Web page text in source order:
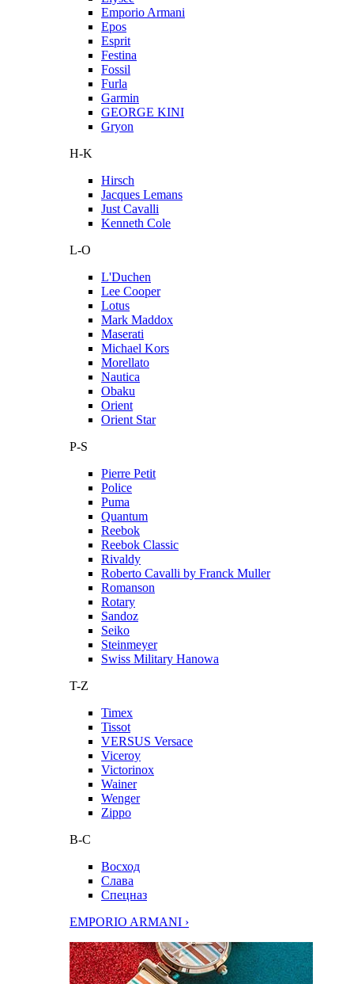
Emporio Armani
Epos
Esprit
Festina
Fossil
Furla
Garmin
GEORGE KINI
Gryon
H-K
Hirsch
Jacques Lemans
Just Cavalli
Kenneth Cole
L-O
L'Duchen
Lee Cooper
Lotus
Mark Maddox
Maserati
Michael Kors
Morellato
Nautica
Obaku
Orient
Orient Star
P-S
Pierre Petit
Police
Puma
Quantum
Reebok
Reebok Classic
Rivaldy
Roberto Cavalli by Franck Muller
Romanson
Rotary
Sandoz
Seiko
Steinmeyer
Swiss Military Hanowa
T-Z
Timex
Tissot
VERSUS Versace
Viceroy
Victorinox
Wainer
Wenger
Zippo
В-С
Восход
Слава
Спецназ
EMPORIO ARMANI ›